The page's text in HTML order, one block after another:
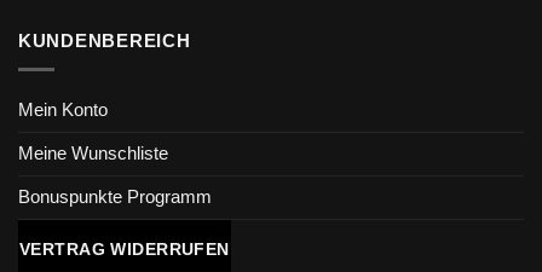
KUNDENBEREICH
Mein Konto
Meine Wunschliste
Bonuspunkte Programm
VERTRAG WIDERRUFEN